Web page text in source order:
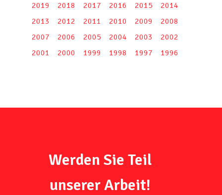
2019
2018 2017 2016 2015
2014
2013
2012 2011 2010 2009
2008
2007
2006 2005 2004 2003
2002
2001
2000 1999 1998 1997 1996
Werden Sie Teil
unserer Arbeit!